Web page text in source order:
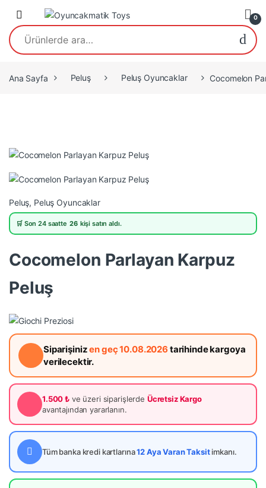
Open 0
Ara:
Ana Sayfa Peluş Peluş Oyuncaklar Cocomelon
Peluş, Peluş Oyuncaklar
🛒 Son 24 saatte 26 kişi satın aldı.
Cocomelon Parlayan Karpuz
Peluş
Siparişinizen geç 10.08.2026 tarihinde kargoya
verilecektir.
1.500 ₺ ve üzeri siparişlerde Ücretsiz Kargo
avantajından yararlanın.
Tüm banka kredi kartlarına12 Aya Varan Taksitimkanı.